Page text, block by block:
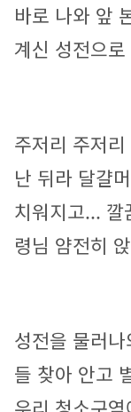
바로 나와 앞
계신 성전으
주저리 주저
난 뒤라 달걀
치워지고... 깔
령님 얌전히
성전을 물러
들 찾아 안고